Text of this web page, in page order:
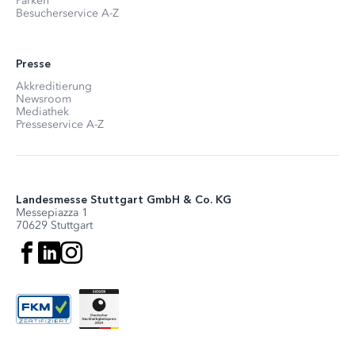
Besucherservice A-Z
Presse
Akkreditierung
Newsroom
Mediathek
Presseservice A-Z
Landesmesse Stuttgart GmbH & Co. KG
Messepiazza 1
70629 Stuttgart